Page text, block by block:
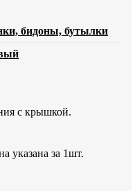
бидоны, бутылки
с крышкой.
указана за 1шт.